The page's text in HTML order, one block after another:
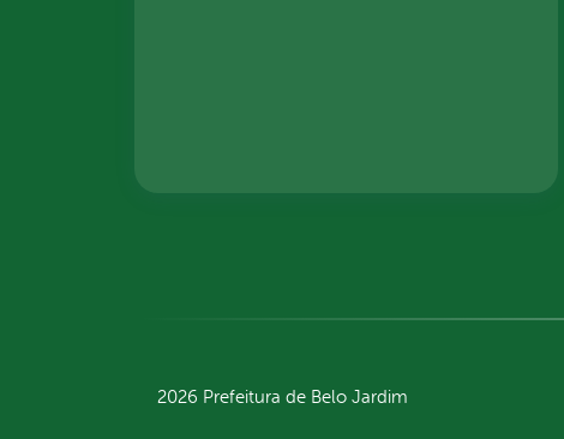
2026 Prefeitura de Belo Jardim